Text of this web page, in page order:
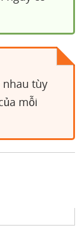
nhau tùy
mỗi